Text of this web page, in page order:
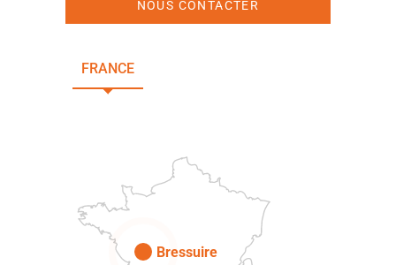
NOUS CONTACTER
FRANCE
Bressuire